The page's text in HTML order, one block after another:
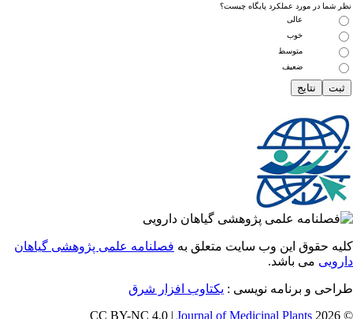
در مورد عملکرد پایگاه چیست؟
متوسط
ضعیف
حقوق این وب سایت متعلق بهفصلنامه علمی پژوهشی گیاهان
می باشد.
و برنامه نویسی :یکتاوب افزار شرق
Journal of Medicinal Plants